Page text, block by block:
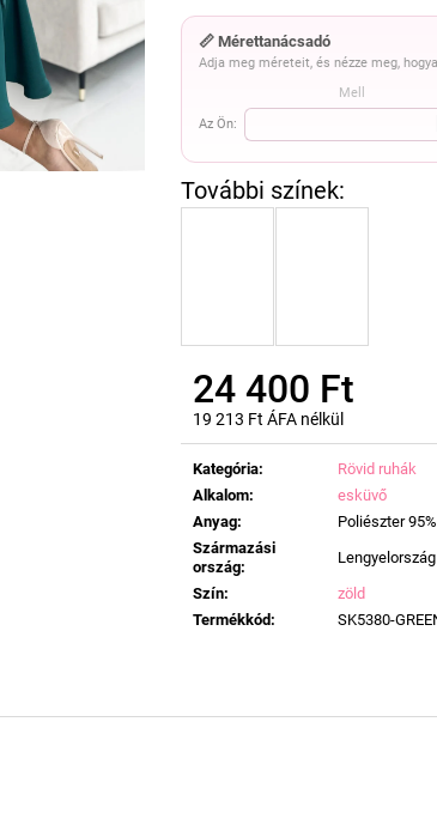
📏 Mérettanácsadó
Adja meg méreteit, és nézze meg,
Mell
Az Ön:
24 400 Ft
19 213 Ft ÁFA nélkül
Egységár:
Kategória:
Rövid ruhák
Alkalom:
esküvő
Anyag:
Poliészter
Származási
ország:
Lengyelország
Szín:
zöld
Termékkód: SK5380-